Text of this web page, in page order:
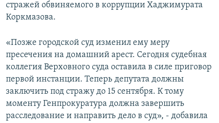
стражей обвиняемого в коррупции Хаджимурата
Коркмазова.
«Позже городской суд изменил ему меру
пресечения на домашний арест. Сегодня судебная
коллегия Верховного суда оставила в силе приговор
первой инстанции. Теперь депутата должны
заключить под стражу до 15 сентября. К тому
моменту Генпрокуратура должна завершить
расследование и направить дело в суд», - добавила